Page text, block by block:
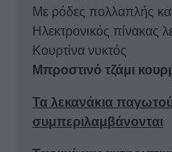
Με ρόδες πολλαπλής
Ηλεκτρονικός πίνακας
Κουρτίνα νυκτός
Μπροστινό τζάμι
Τα λεκανάκια
συμπεριλαμβάνονται